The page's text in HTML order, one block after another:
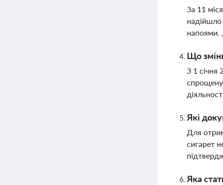
За 11
напоями.
Що
З 1 січня
спрощену
Які
Для
сигарет
Яка